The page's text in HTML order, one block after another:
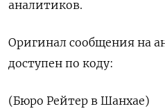
аналитиков.
Оригинал ⁠сообщения на
доступен по коду:
(Бюро Рейтер в Шанхае)